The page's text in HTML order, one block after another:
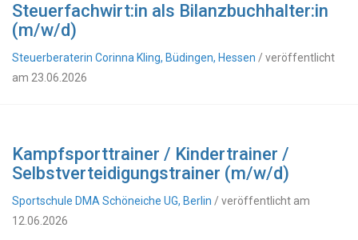
Steuerfachwirt:in als Bilanzbuchhalter:in
(m/w/d)
Steuerberaterin Corinna Kling, Büdingen, Hessen / veröffentlicht
am 23.06.2026
Kampfsporttrainer / Kindertrainer /
Selbstverteidigungstrainer (m/w/d)
Sportschule DMA Schöneiche UG, Berlin / veröffentlicht am
12.06.2026